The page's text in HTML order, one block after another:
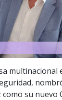
multinacional
como su
MÉXICO